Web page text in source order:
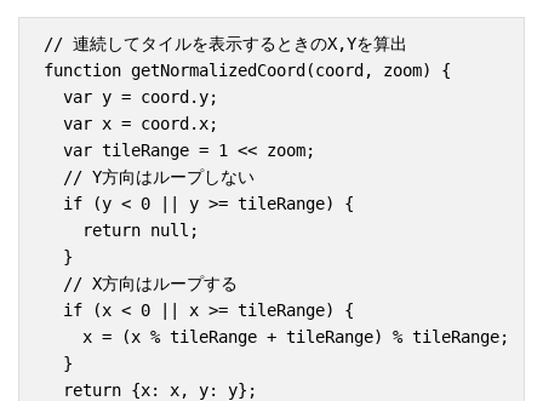
// 連続してタイルを表示するときのX,Yを算出
function getNormalizedCoord(coord, zoom) {
  var y = coord.y;
  var x = coord.x;
  var tileRange = 1 << zoom;
  // Y方向はループしない
  if (y < 0 || y >= tileRange) {
    return null;
  }
  // X方向はループする
  if (x < 0 || x >= tileRange) {
    x = (x % tileRange + tileRange) % tileRange;
  }
  return {x: x, y: y};